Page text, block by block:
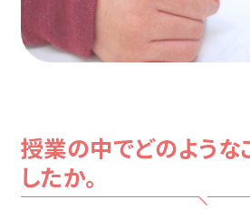
授業の中でどのような
したか。